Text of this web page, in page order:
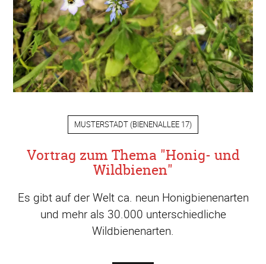
MUSTERSTADT (BIENENALLEE 17)
Vortrag zum Thema "Honig- und
Wildbienen"
Es gibt auf der Welt ca. neun Honigbienenarten
und mehr als 30.000 unterschiedliche
Wildbienenarten.